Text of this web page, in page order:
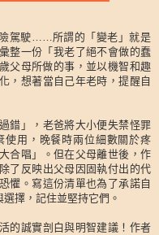
駕駛……所謂的「變老」就是
整一份「我老了絕不會做的蠢
父母所做的事，並以機智和趣
，想著當自己年老時，提醒自
錯」，老爸將大小便失禁怪罪
使用，晚餐時兩位細數關於疼
合唱」。但在父母離世後，作
了反映出父母因固執付出的代
懼。寫這份清單也為了承諾自
擇，記住並堅持它們。
的誠實剖白與明智建議！作者